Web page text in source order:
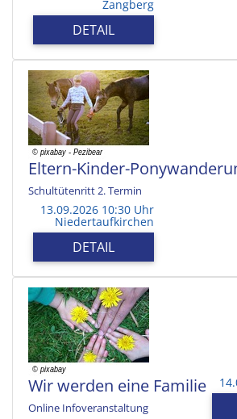
Zangberg
DETAIL
Eltern-Kinder-
Schultütenritt 2. Termin
13.09.2026 10:30 Uhr
Niedertaufkirchen
DETAIL
Wir werden eine Familie
Online Infoveranstaltung